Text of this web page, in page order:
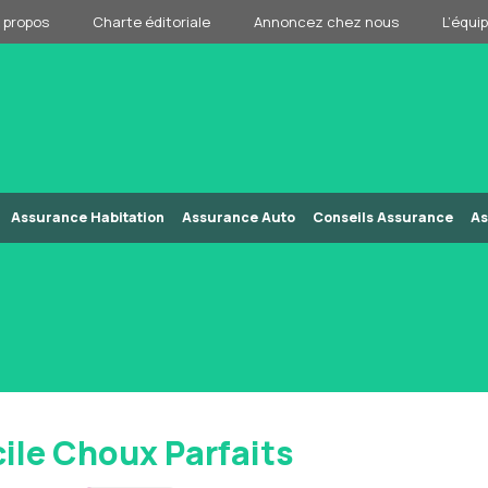
propos Charte éditoriale Annoncez chez nous
Assurance Habitation Assurance Auto Conseils Assurance
Choux Parfaits